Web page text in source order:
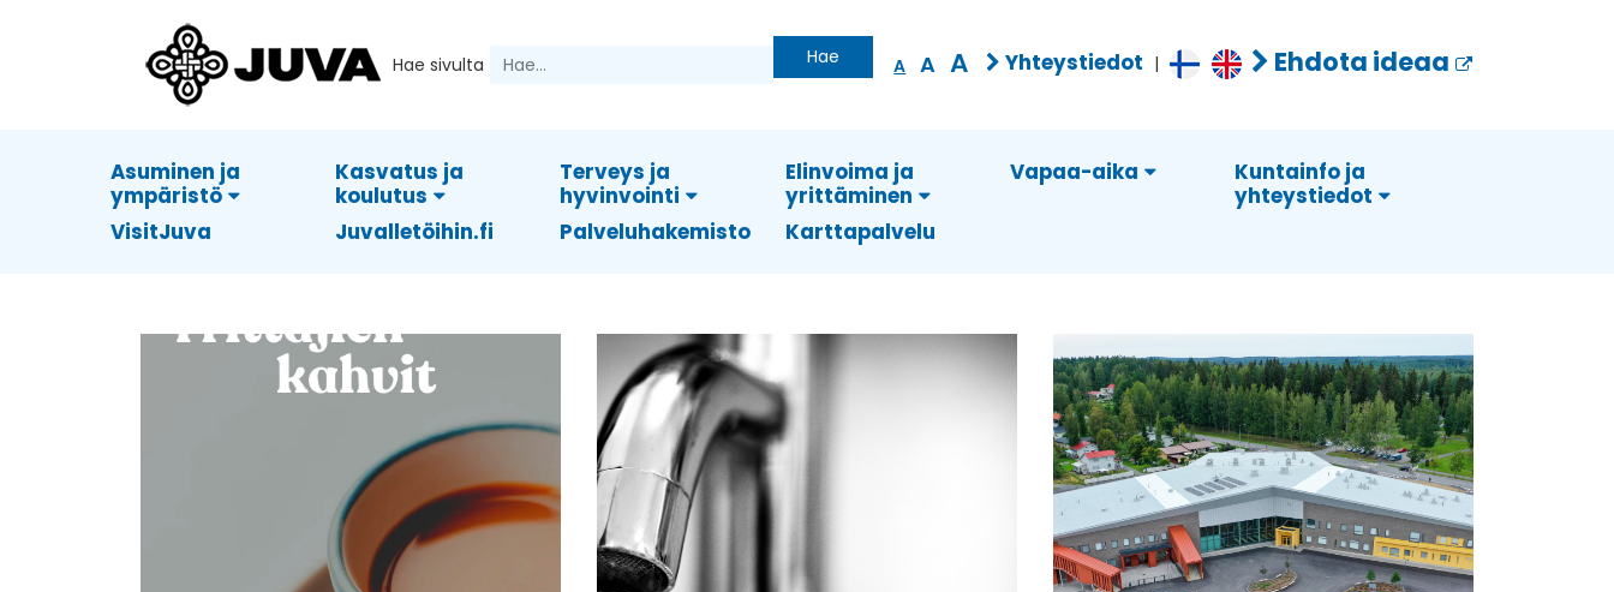
Hae sivulta Hae A A A Yhteystiedot | Ehdota ideaa
Asuminen ja
ympäristö
Kasvatus ja
koulutus
Terveys ja
hyvinvointi
Elinvoima ja
yrittäminen
Vapaa-aika
Kuntainfo ja
yhteystiedot
VisitJuva
Juvalletöihin.fi Palveluhakemisto Karttapalvelu